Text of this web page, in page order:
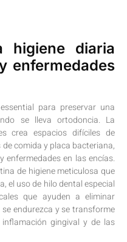
higiene diaria
‍enfermedades​
para preservar una
se lleva ortodoncia. ⁤La
crea‍ espacios difíciles‍ de
comida y placa​ bacteriana,
y enfermedades⁤ en las⁢ encías.
de higiene meticulosa que
el uso ⁢de⁣ hilo dental especial
que ayuden a eliminar⁤
endurezca y‌ se transforme
gingival y ⁤de ‍las